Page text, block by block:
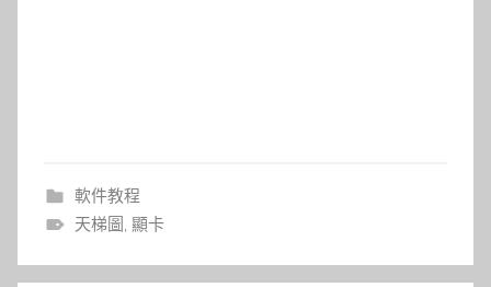
軟件教程
天梯圖
顯卡